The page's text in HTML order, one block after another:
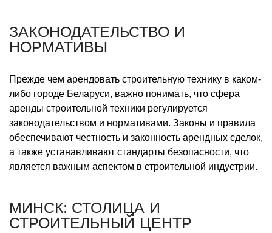
ЗАКОНОДАТЕЛЬСТВО И
НОРМАТИВЫ
Прежде чем арендовать строительную технику в каком-
либо городе Беларуси, важно понимать, что сфера
аренды строительной техники регулируется
законодательством и нормативами. Законы и правила
обеспечивают честность и законность арендных сделок,
а также устанавливают стандарты безопасности, что
является важным аспектом в строительной индустрии.
МИНСК: СТОЛИЦА И
СТРОИТЕЛЬНЫЙ ЦЕНТР